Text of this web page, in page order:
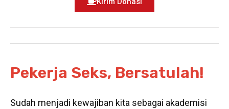
Pekerja Seks, Bersatulah!
Sudah menjadi kewajiban kita sebagai akademisi